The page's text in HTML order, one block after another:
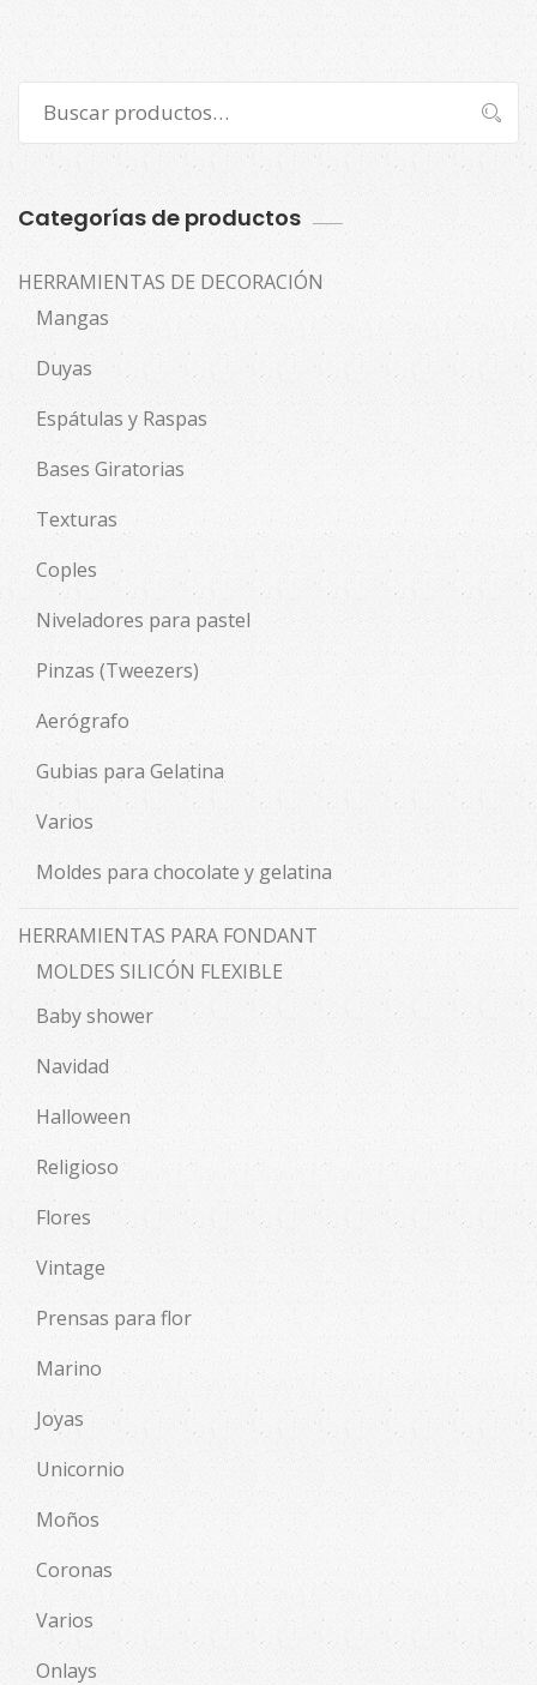
por:
Buscar
Categorías de productos
HERRAMIENTAS DE DECORACIÓN
Mangas
Duyas
Espátulas y Raspas
Bases Giratorias
Texturas
Coples
Niveladores para pastel
Pinzas (Tweezers)
Aerógrafo
Gubias para Gelatina
Varios
Moldes para chocolate y gelatina
HERRAMIENTAS PARA FONDANT
MOLDES SILICÓN FLEXIBLE
Baby shower
Navidad
Halloween
Religioso
Flores
Vintage
Prensas para flor
Marino
Joyas
Unicornio
Moños
Coronas
Varios
Onlays